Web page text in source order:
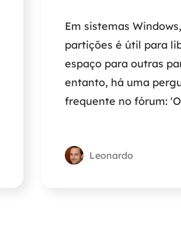
Em sistemas
partições é útil para
espaço para outras
entanto, há uma
frequente no fórum:
responder à dúvida,
Leonardo